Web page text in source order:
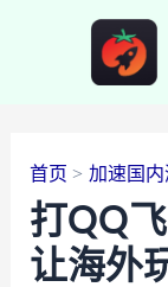
首页 加速国
打QQ
让海外